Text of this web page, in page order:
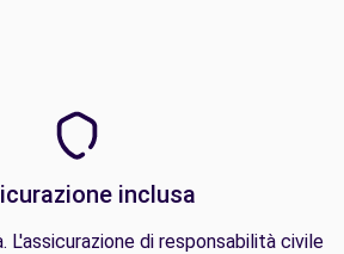
inclusa
L'assicurazione di responsabilità civile